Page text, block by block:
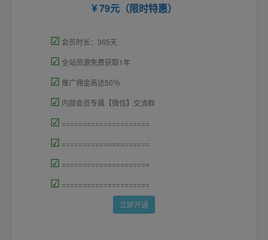
79元（限时特惠）
☑ 会员时长：365天
☑ 全站资源免费获取1年
☑ 推广佣金高达50％
☑ 内部会员专属【微信】交流群
☑ =====================
☑ =====================
☑ =====================
☑ =====================
立即开通